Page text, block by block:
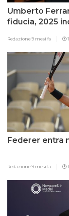
Umberto
fiducia, 2025
Redazione9 mesi fa
Federer entra
Redazione9 mesi fa